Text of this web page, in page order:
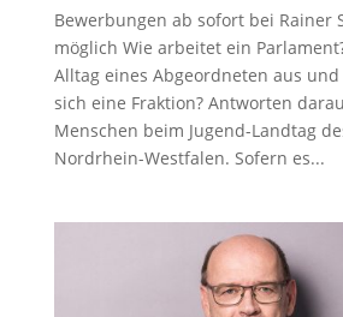
Bewerbungen ab sofort bei Rainer
möglich Wie arbeitet ein
Alltag eines Abgeordneten aus
sich eine Fraktion? Antworten
Menschen beim Jugend-Landtag
Nordrhein-Westfalen. Sofern es...